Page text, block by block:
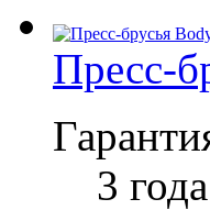
Пресс-
3 года